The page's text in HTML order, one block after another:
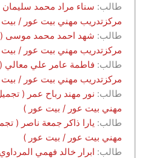
طالب:
مركزتدريب مهني بيت عور /
طالب:
مركزتدريب مهني بيت عور /
طالب:
مركزتدريب مهني بيت عور /
طالب:
مهني بيت عور / بيت عور )
طالب:
مهني بيت عور / بيت عور )
طالب: